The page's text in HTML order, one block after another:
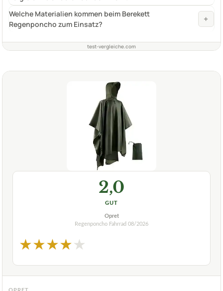
Welche Materialien kommen beim Berekett
Regenponcho zum Einsatz?
+
test-vergleiche.com
2,0
GUT
Opret
Regenponcho Fahrrad 08/2026
★★★★★